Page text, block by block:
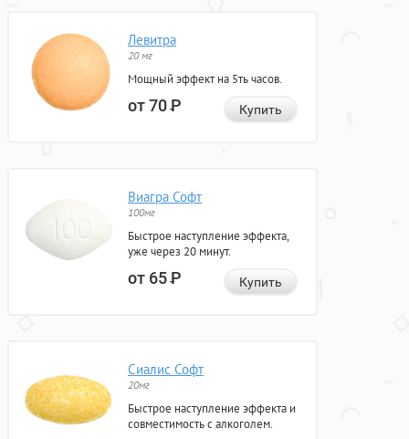
Левитра
20 мг
Мощный эффект на 5ть часов.
от 70Р Купить
Виагра Софт
100мг
Быстрое наступление эффекта,
уже через 20 минут.
от 65Р Купить
Сиалис Софт
20мг
Быстрое наступление эффекта и
совместимость с алкоголем.